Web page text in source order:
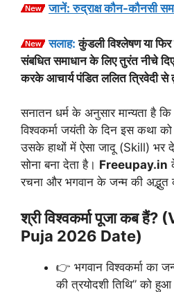
जानें: रुद्राक्ष कौन-कौनसी
सलाह: कुंडली विश्लेषण या
संबधित समाधान के लिए तुरंत नीचे
करके आचार्य पंडित ललित त्रिवेदी से
सनातन धर्म के अनुसार मान्यता है कि
विश्वकर्मा जयंती के दिन इस कथा को
उसके हाथों में ऐसा जादू (Skill) भर
सोना बना देता है। Freeupay.in
रचना और भगवान के जन्म की अद्भुत
श्री विश्वकर्मा पूजा कब
Puja 2026 Date)
👉 भगवान विश्वकर्मा का
की त्रयोदशी तिथि” को हुआ